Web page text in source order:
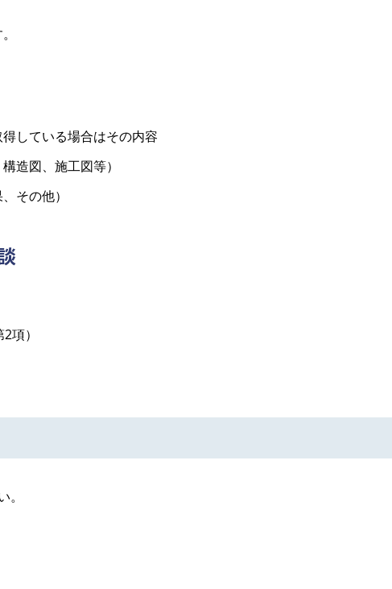
している場合はその内容
造図、施工図等）
その他）
項）